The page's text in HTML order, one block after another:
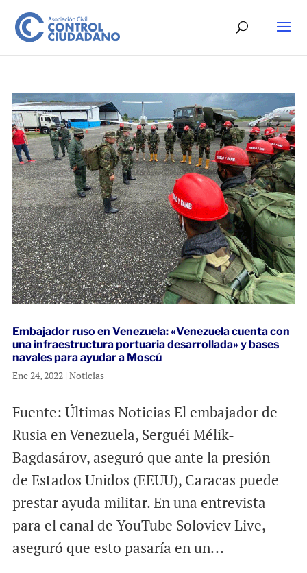
Embajador ruso en Venezuela: «Venezuela cuenta con
una infraestructura portuaria desarrollada» y bases
navales para ayudar a Moscú
Ene 24, 2022| Noticias
Fuente: Últimas Noticias El embajador de
Rusia en Venezuela, Serguéi Mélik-
Bagdasárov, aseguró que ante la presión
de Estados Unidos (EEUU), Caracas puede
prestar ayuda militar. En una entrevista
para el canal de YouTube Soloviev Live,
aseguró que esto pasaría en un...